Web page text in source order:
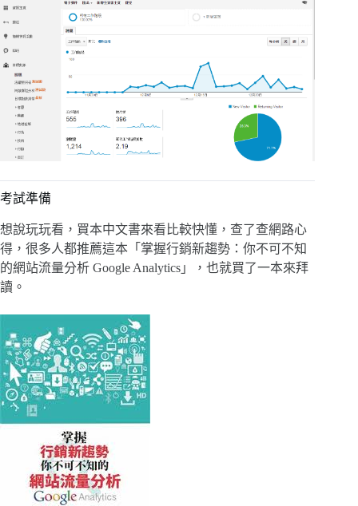
考試準備
想說玩玩看，買本中文書來看比較快懂，查了查網路心
得，很多人都推薦這本「掌握行銷新趨勢：你不可不知
的網站流量分析 Google Analytics」，也就買了一本來拜
讀。